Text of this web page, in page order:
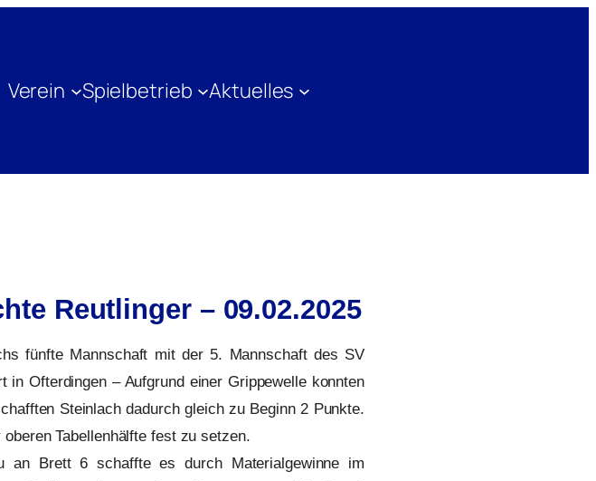
Verein Spielbetrieb Aktuelles
Reutlinger – 09.02.2025
fünfte Mannschaft mit der 5. Mannschaft des SV
Ofterdingen – Aufgrund einer Grippewelle konnten
Steinlach dadurch gleich zu Beginn 2 Punkte.
Tabellenhälfte fest zu setzen.
an Brett 6 schaffte es durch Materialgewinne im